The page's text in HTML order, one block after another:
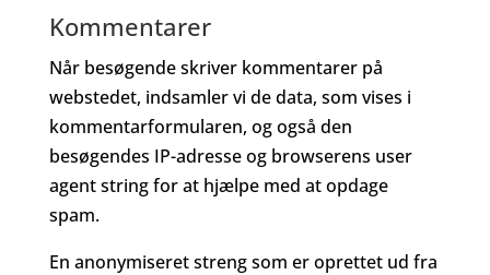
Kommentarer
Når besøgende skriver kommentarer på
webstedet, indsamler vi de data, som vises i
kommentarformularen, og også den
besøgendes IP-adresse og browserens user
agent string for at hjælpe med at opdage
spam.
En anonymiseret streng som er oprettet ud fra